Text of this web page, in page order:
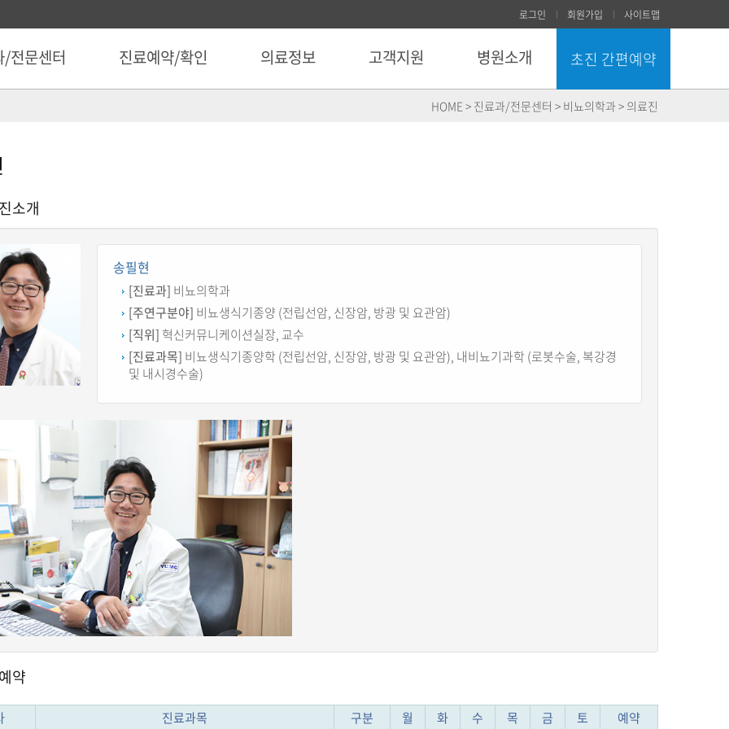
로그인 회원가입 사이트맵
/전문센터 진료예약/확인 의료정보 고객지원 병원소개
닫기
초진 간편예약
HOME > 진료과/전문센터 > 비뇨의학과 > 의료진
소개
송필현
[진료과] 비뇨의학과
[주연구분야] 비뇨생식기종양 (전립선암, 신장암, 방광 및 요관암)
[직위] 혁신커뮤니케이션실장, 교수
[진료과목] 비뇨생식기종양학 (전립선암, 신장암, 방광 및 요관암), 내비뇨기과학 (로봇수술, 복강경
및 내시경수술)
약
진료과목 구분 월 화 수 목 금 토 예약